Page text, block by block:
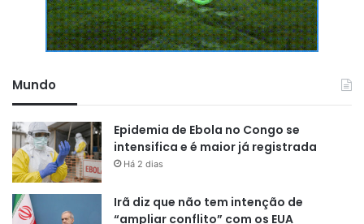
Mundo
Epidemia de Ebola no Congo se
intensifica e é maior já registrada
Há 2 dias
Irã diz que não tem intenção de
“ampliar conflito” com os EUA